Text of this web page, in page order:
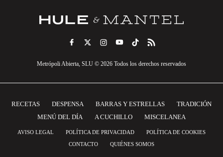
Metrópoli Abierta, SLU © 2026 Todos los derechos reservados
RECETAS DESPENSA BARRAS Y ESTRELLAS
TRADICIÓN
MENÚ DEL DÍA
A CUCHILLO MISCELANEA
AVISO LEGAL POLÍTICA DE PRIVACIDAD
POLÍTICA DE COOKIES
CONTACTO
QUIÉNES SOMOS